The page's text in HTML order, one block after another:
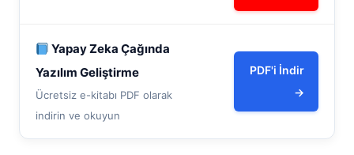
Yapay Zeka Çağında
Yazılım Geliştirme
Ücretsiz e-kitabı PDF olarak
indirin ve okuyun
PDF'i İndir
→